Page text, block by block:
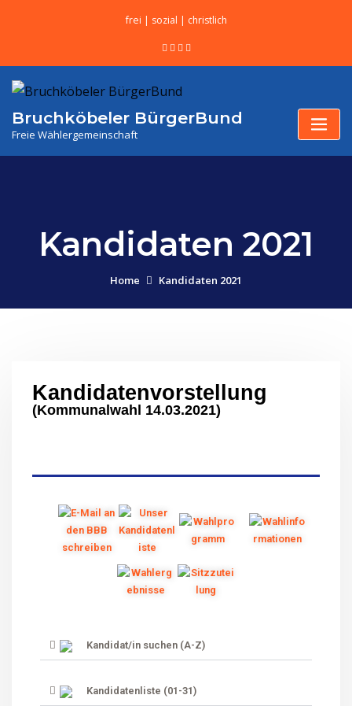
frei | sozial | christlich
Bruchköbeler BürgerBund
Freie Wählergemeinschaft
Kandidaten 2021
Home Kandidaten 2021
Kandidatenvorstellung
(Kommunalwahl 14.03.2021)
Kandidat/in suchen (A-Z)
Kandidatenliste (01-31)